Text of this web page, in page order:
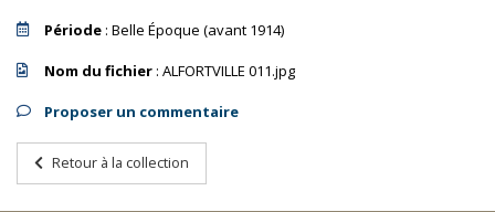
Période : Belle Époque (avant 1914)
Nom du fichier : ALFORTVILLE 011.jpg
Proposer un commentaire
Retour à la collection